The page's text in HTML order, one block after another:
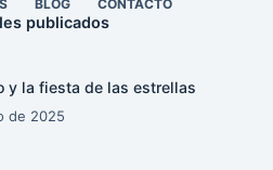
BLOG CONTACTO
publicados
y la fiesta de las estrellas
de 2025